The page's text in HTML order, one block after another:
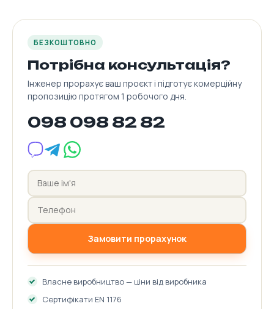
БЕЗКОШТОВНО
Потрібна консультація?
Інженер прорахує ваш проєкт і підготує комерційну
пропозицію протягом 1 робочого дня.
098 098 82 82
Замовити прорахунок
Власне виробництво — ціни від виробника
Сертифікати EN 1176